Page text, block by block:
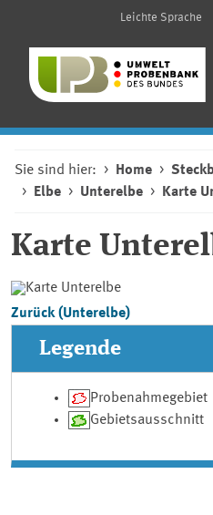
Leichte Sprache
Sie sind hier: Home
Elbe
Unterelbe Karte
Karte
Zurück (Unterelbe)
Legende
Probenahmegebiet
Gebietsausschnitt